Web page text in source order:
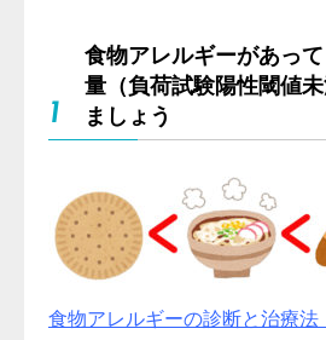
1
食物アレルギーがあっ
量（負荷試験陽性閾値
ましょう
食物アレルギーの診断と治療